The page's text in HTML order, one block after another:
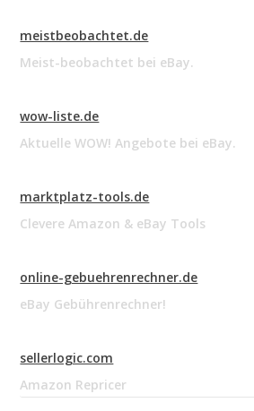
meistbeobachtet.de
Meist-beobachtet bei eBay.
wow-liste.de
Aktuelle WOW! Angebote bei eBay.
marktplatz-tools.de
Clevere Amazon & eBay Tools
online-gebuehrenrechner.de
eBay Gebührenrechner!
sellerlogic.com
Amazon Repricer